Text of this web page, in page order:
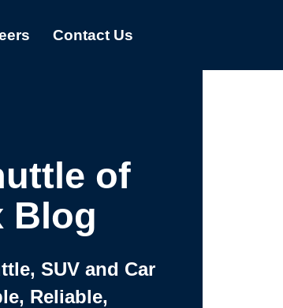
Contact Us
of
Blog
SUV and Car
Reliable,